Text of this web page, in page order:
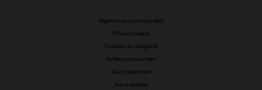
Algemene voorwaarden
Privacybeleid
Cookies & veiligheid
Actievoorwaarden
Duurzaamheid
Accessibility